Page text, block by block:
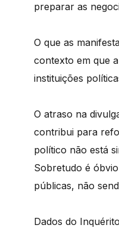
preparar as
O que as
contexto em que
instituições
O atraso na
contribui para
político não está
Sobretudo é
públicas, não
Dados do